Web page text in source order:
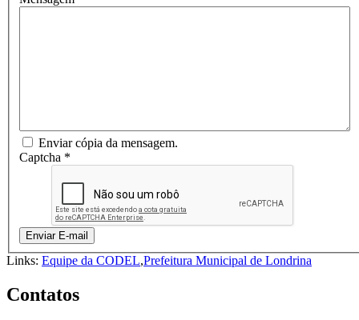
Enviar cópia da mensagem.
Captcha *
Enviar E-mail
Links: Equipe da CODEL,Prefeitura Municipal de Londrina
Contatos